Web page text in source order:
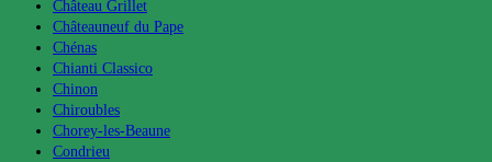
Château Grillet
Châteauneuf du Pape
Chénas
Chianti Classico
Chinon
Chiroubles
Chorey-les-Beaune
Condrieu